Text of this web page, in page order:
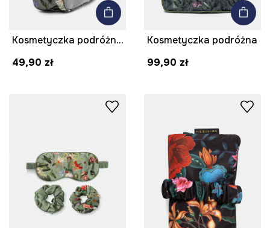
Kosmetyczka podróżna transparentna
49,90 zł
Kosmetyczka podróżna
99,90 zł